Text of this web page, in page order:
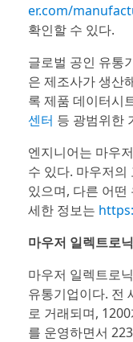
er.com/
확인할 수 있다.
글로벌 공인 유통
은 제조사가 생산
록 제품 데이터시
센터 등 광범위한
엔지니어는 마우
수 있다. 마우저
있으며, 다른 어
세한 정보는
마우저 일렉트로
마우저 일렉트로
유통기업이다. 전
로 거래되며,
를 운영하면서